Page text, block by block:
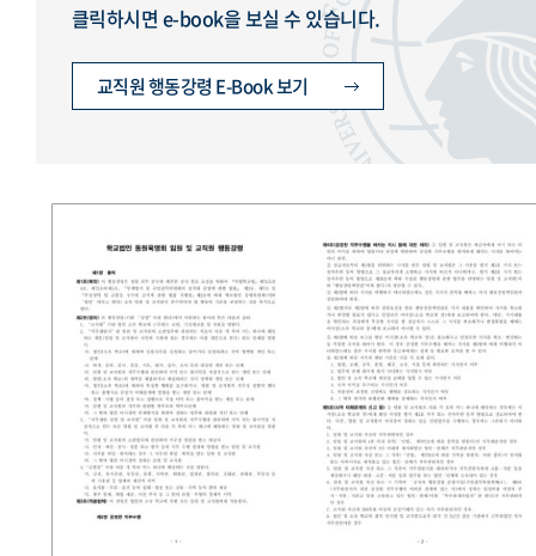
클릭하시면 e-book을 보실 수 있습니다.
교직원 행동강령 E-Book 보기